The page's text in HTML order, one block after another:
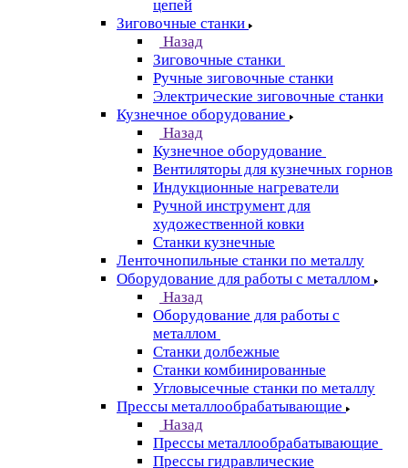
цепей
Зиговочные станки
Назад
Зиговочные станки
Ручные зиговочные станки
Электрические зиговочные станки
Кузнечное оборудование
Назад
Кузнечное оборудование
Вентиляторы для кузнечных горнов
Индукционные нагреватели
Ручной инструмент для
художественной ковки
Станки кузнечные
Ленточнопильные станки по металлу
Оборудование для работы с металлом
Назад
Оборудование для работы с
металлом
Станки долбежные
Станки комбинированные
Угловысечные станки по металлу
Прессы металлообрабатывающие
Назад
Прессы металлообрабатывающие
Прессы гидравлические